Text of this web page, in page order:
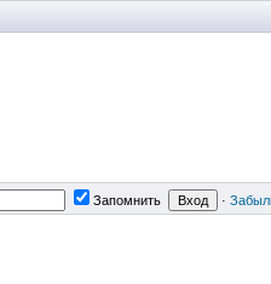
Запомнить ·